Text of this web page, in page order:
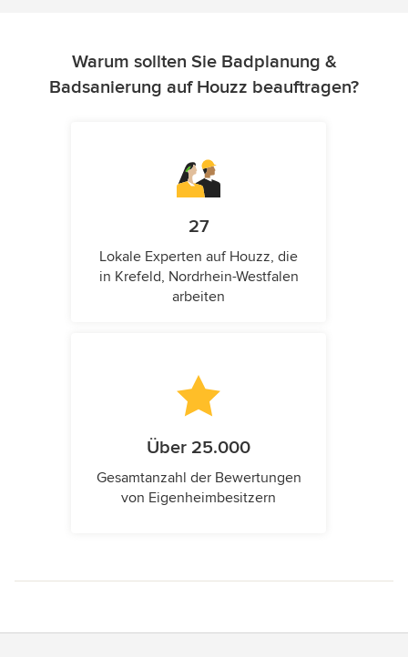
Warum sollten Sie Badplanung &
Badsanierung auf Houzz beauftragen?
27
Lokale Experten auf Houzz, die
in Krefeld, Nordrhein-Westfalen
arbeiten
Über 25.000
Gesamtanzahl der Bewertungen
von Eigenheimbesitzern